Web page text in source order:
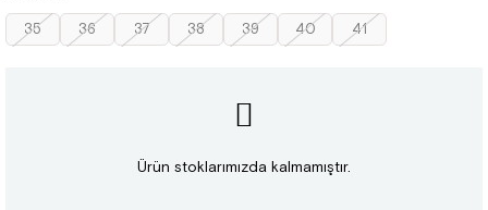
35 36 37 38 39 40 41
Ürün stoklarımızda kalmamıştır.